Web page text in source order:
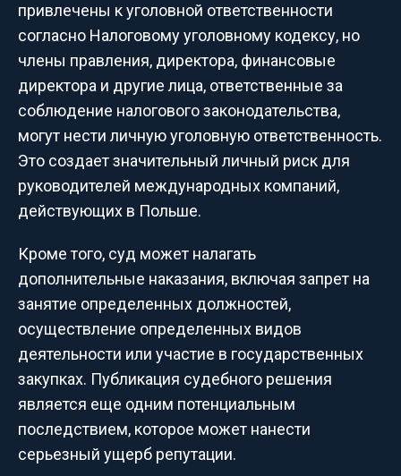
привлечены к уголовной ответственности
согласно Налоговому уголовному кодексу, но
члены правления, директора, финансовые
директора и другие лица, ответственные за
соблюдение налогового законодательства,
могут нести личную уголовную ответственность.
Это создает значительный личный риск для
руководителей международных компаний,
действующих в Польше.
Кроме того, суд может налагать
дополнительные наказания, включая запрет на
занятие определенных должностей,
осуществление определенных видов
деятельности или участие в государственных
закупках. Публикация судебного решения
является еще одним потенциальным
последствием, которое может нанести
серьезный ущерб репутации.